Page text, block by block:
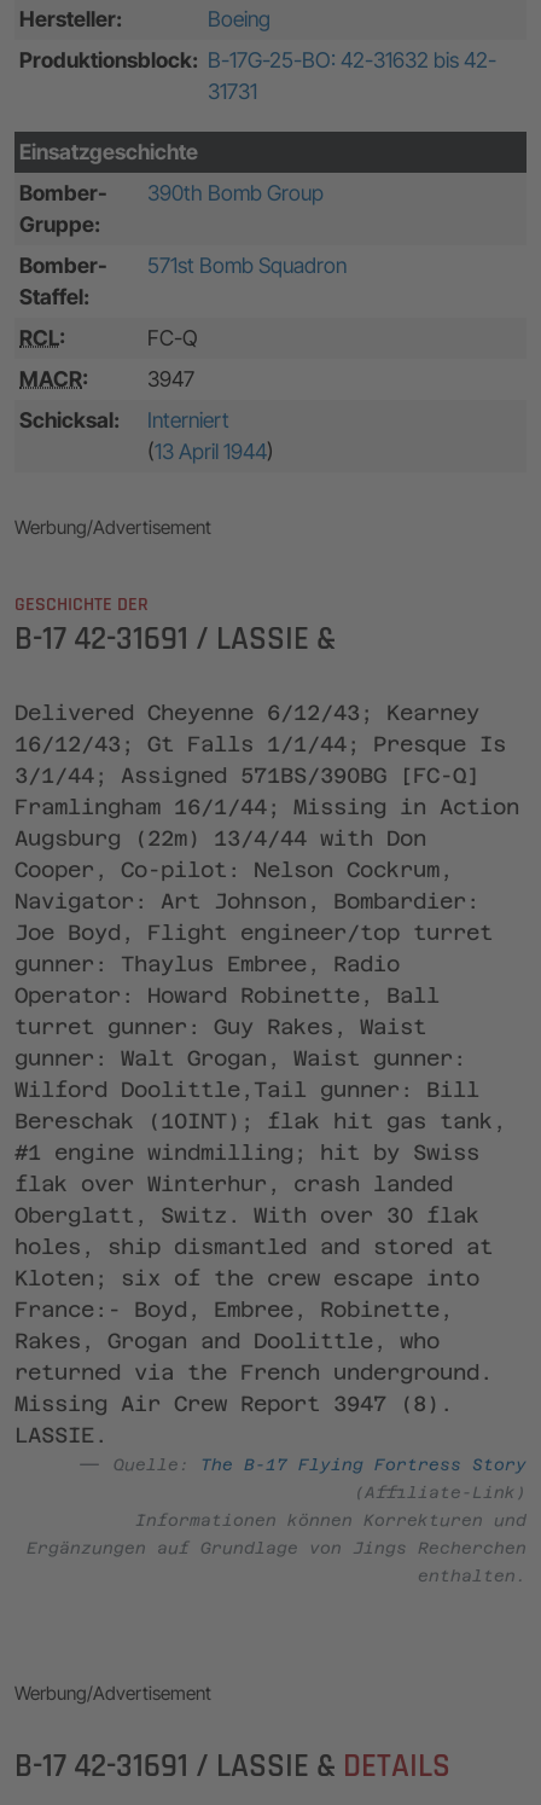
Hersteller:
Boeing
Produktionsblock: B-17G-25-BO: 42-31632 bis 42-
31731
Einsatzgeschichte
Bomber-
Gruppe:
390th Bomb Group
Bomber-
Staffel:
571st Bomb Squadron
RCL:
FC-Q
MACR:
3947
Schicksal:
Interniert
(13 April 1944)
Werbung/Advertisement
GESCHICHTE DER
B-17 42-31691 / LASSIE &
Delivered Cheyenne 6/12/43; Kearney
16/12/43; Gt Falls 1/1/44; Presque Is
3/1/44; Assigned 571BS/390BG [FC-Q]
Framlingham 16/1/44; Missing in Action
Augsburg (22m) 13/4/44 with Don
Cooper, Co-pilot: Nelson Cockrum,
Navigator: Art Johnson, Bombardier:
Joe Boyd, Flight engineer/top turret
gunner: Thaylus Embree, Radio
Operator: Howard Robinette, Ball
turret gunner: Guy Rakes, Waist
gunner: Walt Grogan, Waist gunner:
Wilford Doolittle,Tail gunner: Bill
Bereschak (10INT); flak hit gas tank,
#1 engine windmilling; hit by Swiss
flak over Winterhur, crash landed
Oberglatt, Switz. With over 30 flak
holes, ship dismantled and stored at
Kloten; six of the crew escape into
France:- Boyd, Embree, Robinette,
Rakes, Grogan and Doolittle, who
returned via the French underground.
Missing Air Crew Report 3947 (8).
LASSIE.
Quelle:
The B-17 Flying Fortress Story
(Affiliate-Link)
Informationen können Korrekturen und
Ergänzungen auf Grundlage von Jings Recherchen
enthalten.
Werbung/Advertisement
B-17 42-31691 / LASSIE & DETAILS